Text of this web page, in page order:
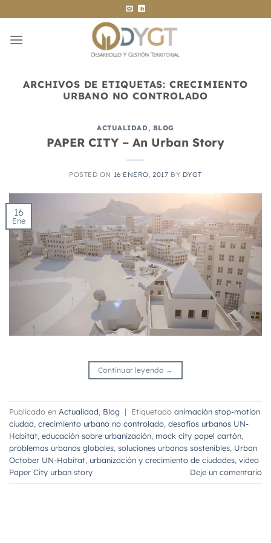
al
contenido
ARCHIVOS DE ETIQUETAS: CRECIMIENTO
URBANO NO CONTROLADO
ACTUALIDAD, BLOG
PAPER CITY – An Urban Story
POSTED ON 16 ENERO, 2017 BY DYGT
16
Ene
Continuar leyendo →
Publicado en Actualidad Blog | Etiquetado animación stop-motion
ciudad crecimiento urbano no controlado desafíos urbanos UN-
Habitat educación sobre urbanización mock city papel cartón
problemas urbanos globales soluciones urbanas sostenibles Urban
October UN-Habitat urbanización y crecimiento de ciudades video
Paper City urban story
Deje un comentario